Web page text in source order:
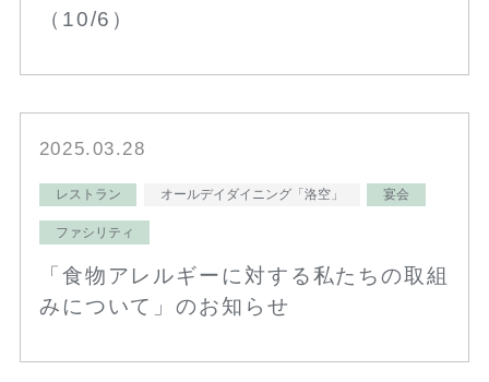
（10/6）
2025.03.28
レストラン オールデイダイニング「洛空」 宴会
ファシリティ
「食物アレルギーに対する私たちの取組
みについて」のお知らせ